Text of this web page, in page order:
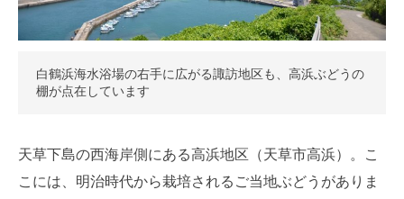
白鶴浜海水浴場の右手に広がる諏訪地区も、高浜ぶどうの
棚が点在しています
天草下島の西海岸側にある高浜地区（天草市高浜）。こ
こには、明治時代から栽培されるご当地ぶどうがありま